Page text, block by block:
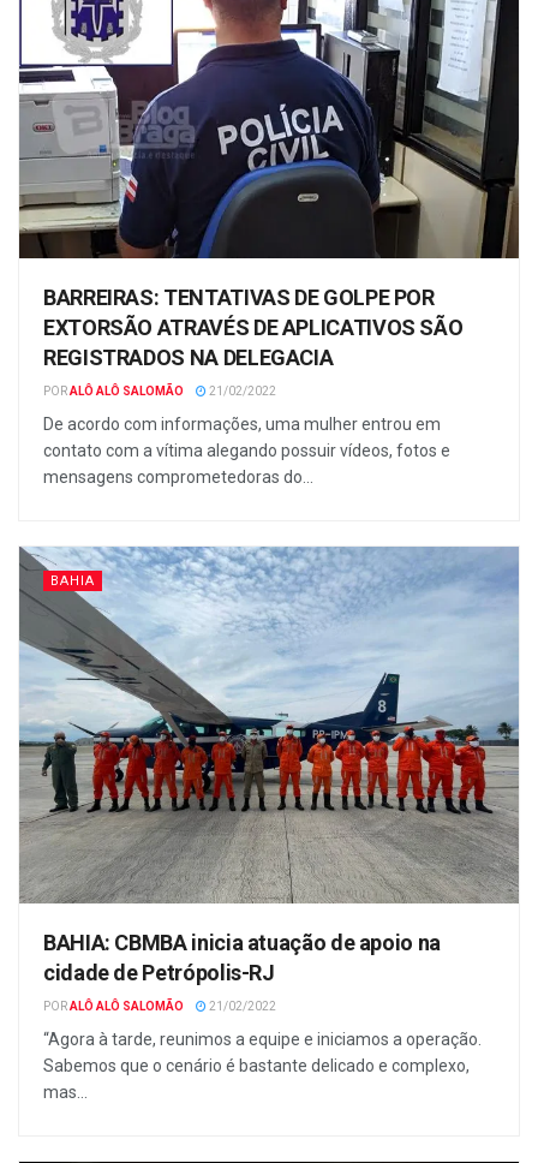
BARREIRAS: TENTATIVAS DE GOLPE POR
EXTORSÃO ATRAVÉS DE APLICATIVOS SÃO
REGISTRADOS NA DELEGACIA
PORALÔ ALÔ SALOMÃO 21/02/2022
De acordo com informações, uma mulher entrou em
contato com a vítima alegando possuir vídeos, fotos e
mensagens comprometedoras do...
BAHIA
BAHIA: CBMBA inicia atuação de apoio na
cidade de Petrópolis-RJ
PORALÔ ALÔ SALOMÃO 21/02/2022
“Agora à tarde, reunimos a equipe e iniciamos a operação.
Sabemos que o cenário é bastante delicado e complexo,
mas...